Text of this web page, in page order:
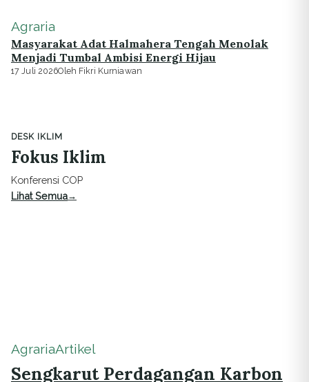
Agraria
Masyarakat Adat Halmahera Tengah Menolak
Menjadi Tumbal Ambisi Energi Hijau
17 Juli 2026Oleh Fikri Kurniawan
DESK IKLIM
Fokus Iklim
Konferensi COP
Lihat Semua
AgrariaArtikel
Sengkarut Perdagangan Karbon